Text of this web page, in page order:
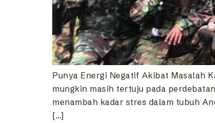
Punya Energi Negatif Akibat Masalah
mungkin masih tertuju pada
menambah kadar stres dalam tubuh
[…]